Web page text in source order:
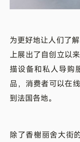
为更好地让人们了
上展出了自创立以
描设备和私人导购
品，消费者可以在
到法国各地。
除了香榭丽舍大街